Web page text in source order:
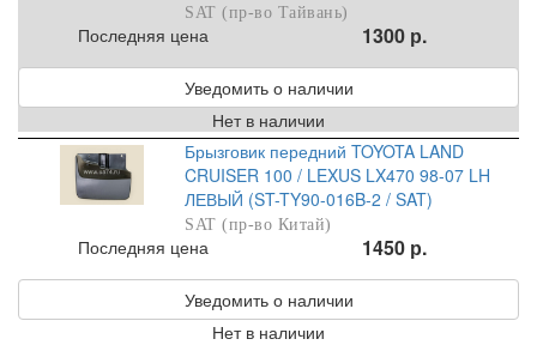
SAT (пр-во Тайвань)
Последняя цена 1300 р.
Уведомить о наличии
Нет в наличии
Брызговик передний TOYOTA LAND
CRUISER 100 / LEXUS LX470 98-07 LH
ЛЕВЫЙ (ST-TY90-016B-2 / SAT)
SAT (пр-во Китай)
Последняя цена 1450 р.
Уведомить о наличии
Нет в наличии